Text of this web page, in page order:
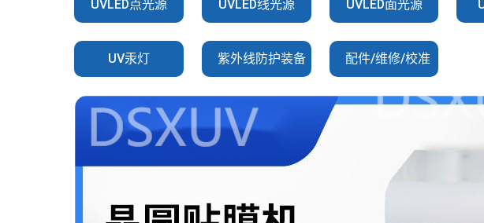
UVLED点光源 UVLED线光源 UVLED面光源
UV汞灯 紫外线防护装备 配件/维修/校准